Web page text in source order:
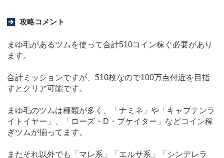
攻略コメント
まゆ毛があるツムを使って合計510コイン稼ぐ必要があり
ます。
合計ミッションですが、510枚なので100万点付近を目指
すとクリア可能です。
まゆ毛のツムは種類が多く、「ナミネ」や「キャプテンラ
イトイヤー」、「ローズ・D・ブケイター」などコイン稼
ぎツムが揃ってます。
またそれ以外でも「マレ系」「エルサ系」「シンデレラ